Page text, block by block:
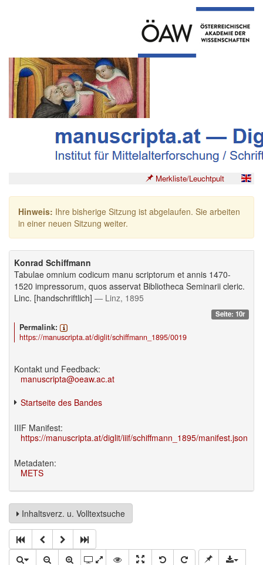
Merkliste/Leuchtpult
Hinweis: Ihre bisherige Sitzung ist abgelaufen. Sie arbeiten
in einer neuen Sitzung weiter.
Konrad Schiffmann
Tabulae omnium codicum manu scriptorum et annis 1470-
1520 impressorum, quos asservat Bibliotheca Seminarii cleric.
Linc. [handschriftlich] — Linz, 1895
Seite: 10r
Permalink:
https://manuscripta.at/diglit/schiffmann_1895/0019
Kontakt und Feedback:
manuscripta@oeaw.ac.at
Startseite des Bandes
IIIF Manifest:
https://manuscripta.at/diglit/iiif/schiffmann_1895/manifest.json
Metadaten:
METS
Inhaltsverz. u. Volltextsuche